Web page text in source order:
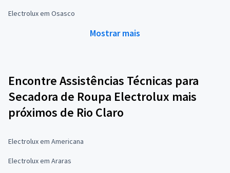
Electrolux em Osasco
Mostrar mais
Encontre Assistências Técnicas para
Secadora de Roupa Electrolux mais
próximos de Rio Claro
Electrolux em Americana
Electrolux em Araras